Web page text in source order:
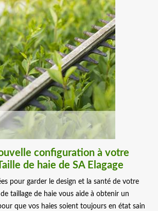
configuration à votre
de haie de SA Elagage
pour garder le design et la santé de votre
taillage de haie vous aide à obtenir un
que vos haies soient toujours en état sain